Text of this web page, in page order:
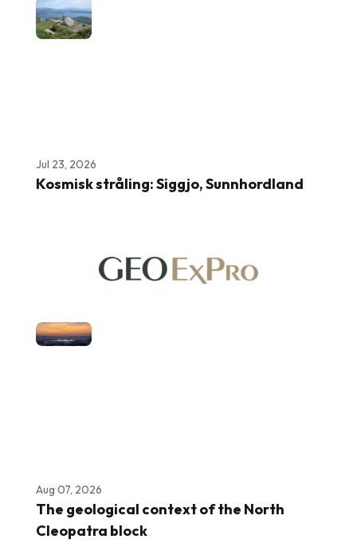
Jul 23, 2026
Kosmisk stråling: Siggjo, Sunnhordland
Aug 07, 2026
The geological context of the North
Cleopatra block